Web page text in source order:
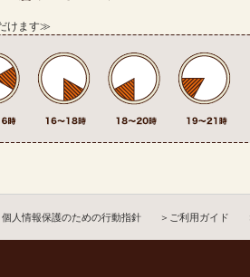
けます≫
個人情報保護のための行動指針 ＞ご利用ガイド